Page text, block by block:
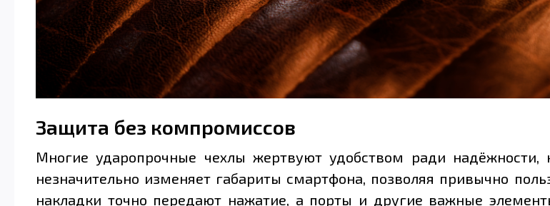
Защита без компромиссов
Многие ударопрочные чехлы жертвуют удобством ради надёжности,
незначительно изменяет габариты смартфона, позволяя привычно
накладки точно передают нажатие, а порты и другие важные